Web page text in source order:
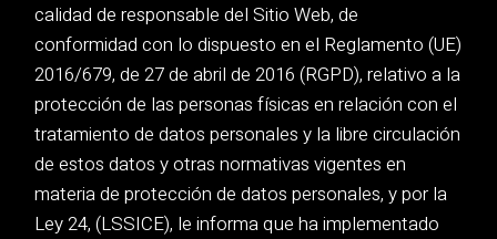
calidad de responsable del Sitio Web, de
conformidad con lo dispuesto en el Reglamento (UE)
2016/679, de 27 de abril de 2016 (RGPD), relativo a la
protección de las personas físicas en relación con el
tratamiento de datos personales y la libre circulación
de estos datos y otras normativas vigentes en
materia de protección de datos personales, y por la
Ley 24, (LSSICE), le informa que ha implementado